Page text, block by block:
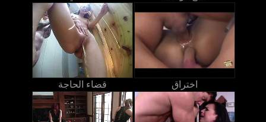
قضاء الحاجة اختراق